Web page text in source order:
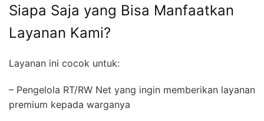
Siapa Saja yang Bisa Manfaatkan
Layanan Kami?
Layanan ini cocok untuk:
– Pengelola RT/RW Net yang ingin memberikan layanan
premium kepada warganya